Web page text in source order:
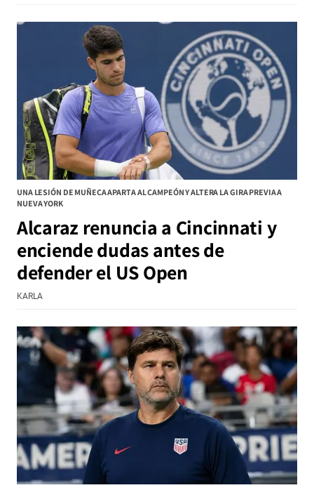
UNA LESIÓN DE MUÑECA APARTA AL CAMPEÓN Y ALTERA LA GIRA PREVIA A
NUEVA YORK
Alcaraz renuncia a Cincinnati y
enciende dudas antes de
defender el US Open
KARLA